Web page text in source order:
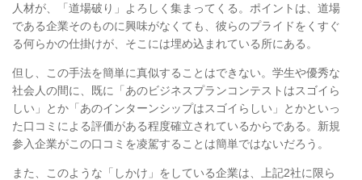
人材が、「道場破り」よろしく集まってくる。ポイントは、道場
である企業そのものに興味がなくても、彼らのプライドをくすぐ
る何らかの仕掛けが、そこには埋め込まれている所にある。
但し、この手法を簡単に真似することはできない。学生や優秀な
社会人の間に、既に「あのビジネスプランコンテストはスゴイら
しい」とか「あのインターンシップはスゴイらしい」とかといっ
た口コミによる評価がある程度確立されているからである。新規
参入企業がこの口コミを凌駕することは簡単ではないだろう。
また、このような「しかけ」をしている企業は、上記2社に限ら